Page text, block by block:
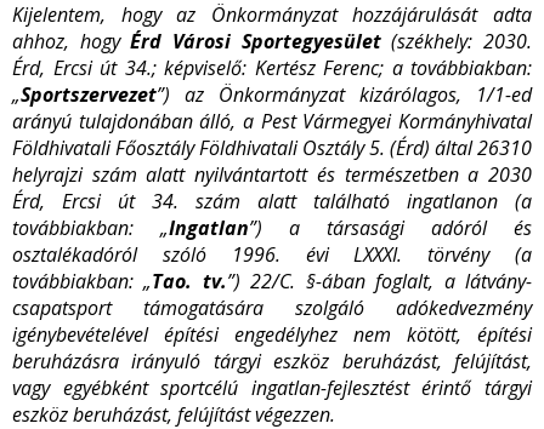
Kijelentem, hogy az Önkormányzat hozzájárulását adta
ahhoz, hogyÉrd Városi Sportegyesület(székhely: 2030.
Érd, Ercsi út 34.; képviselő: Kertész Ferenc; a továbbiakban:
„Sportszervezet”) az Önkormányzat kizárólagos, 1/1-ed
arányú tulajdonában álló, a Pest Vármegyei Kormányhivatal
Földhivatali Főosztály Földhivatali Osztály 5. (Érd) által 26310
helyrajzi szám alatt nyilvántartott és természetben a 2030
Érd, Ercsi út 34. szám alatt található ingatlanon (a
továbbiakban: „Ingatlan”) a társasági adóról és
osztalékadóról szóló 1996. évi LXXXI. törvény (a
továbbiakban: „Tao. tv.”) 22/C. §-ában foglalt, a látvány-
csapatsport támogatására szolgáló adókedvezmény
igénybevételével építési engedélyhez nem kötött, építési
beruházásra irányuló tárgyi eszköz beruházást, felújítást,
vagy egyébként sportcélú ingatlan-fejlesztést érintő tárgyi
eszköz beruházást, felújítást végezzen.